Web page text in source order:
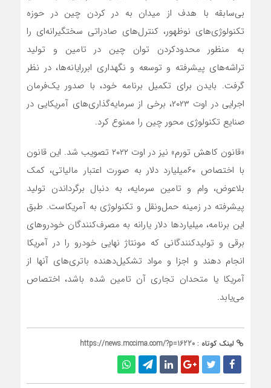
بی‌‌‌سابقه با هدف از میدان به در کردن چین در حوزه
تکنولوژی‌‌‌های نوظهور، کنترل‌‌‌های صادراتی سختگیرانه‌‌‌ای را
به منظور محدودکردن توان چین در تامین و تولید
تراشه‌‌‌های پیشرفته و توسعه و نگهداری ابررایانه‌‌‌ها، در نظر
گرفت. بایدن برای تکمیل برنامه خود، با صدور یک‌فرمان
اجرایی در اوت ۲۰۲۳، برخی از سرمایه‌گذاری‌‌‌های آمریکایی در
صنایع تکنولوژی محور چین را ممنوع کرد.
«قانون کاهش تورم» نیز در اوت ۲۰۲۲ تصویب شد. این قانون
با اختصاص ۶۰میلیارد دلار به صورت اعتبار مالیاتی، کمک
بلاعوض، وام و تامین سرمایه، به دنبال برگرداندن تولید
پیشرفته در زمینه حمل‌ونقل و تکنولوژی به آمریکاست. طبق
این برنامه، میلیاردها دلار یارانه به مصرف‌کنندگان خودروهای
برقی و تولیدکنندگانی که مونتاژ نهایی خودرو را در آمریکا
انجام دهند و اجزا و مواد تشکیل‌دهنده باتری‌‌‌های آنها از
آمریکا یا متحدان تجاری آن تامین شده باشد، اختصاص
می‌‌‌یابد.
لینک کوتاه : https://news.mccima.com/?p=16220